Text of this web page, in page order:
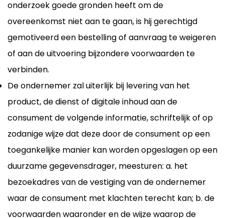
onderzoek goede gronden heeft om de
overeenkomst niet aan te gaan, is hij gerechtigd
gemotiveerd een bestelling of aanvraag te weigeren
of aan de uitvoering bijzondere voorwaarden te
verbinden.
De ondernemer zal uiterlijk bij levering van het
product, de dienst of digitale inhoud aan de
consument de volgende informatie, schriftelijk of op
zodanige wijze dat deze door de consument op een
toegankelijke manier kan worden opgeslagen op een
duurzame gegevensdrager, meesturen: a. het
bezoekadres van de vestiging van de ondernemer
waar de consument met klachten terecht kan; b. de
voorwaarden waaronder en de wijze waarop de